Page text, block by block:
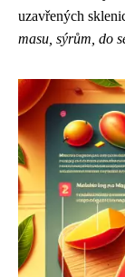
uzavřených
masu, sýrům, do